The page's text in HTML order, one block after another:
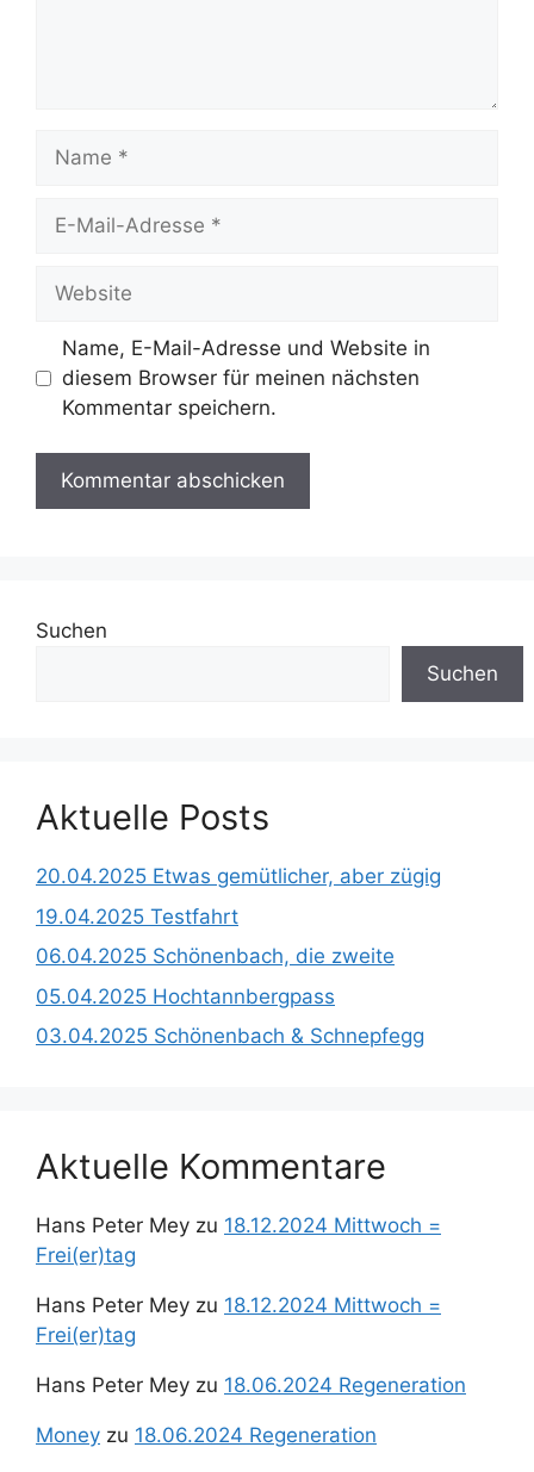
Mail-
Name, E-Mail-Adresse und Website in
diesem Browser für meinen nächsten
Kommentar speichern.
Suchen
Suchen
Aktuelle Posts
20.04.2025 Etwas gemütlicher, aber zügig
19.04.2025 Testfahrt
06.04.2025 Schönenbach, die zweite
05.04.2025 Hochtannbergpass
03.04.2025 Schönenbach & Schnepfegg
Aktuelle Kommentare
Hans Peter Mey zu 18.12.2024 Mittwoch =
Frei(er)tag
Hans Peter Mey zu 18.12.2024 Mittwoch =
Frei(er)tag
Hans Peter Mey zu 18.06.2024 Regeneration
Money zu 18.06.2024 Regeneration